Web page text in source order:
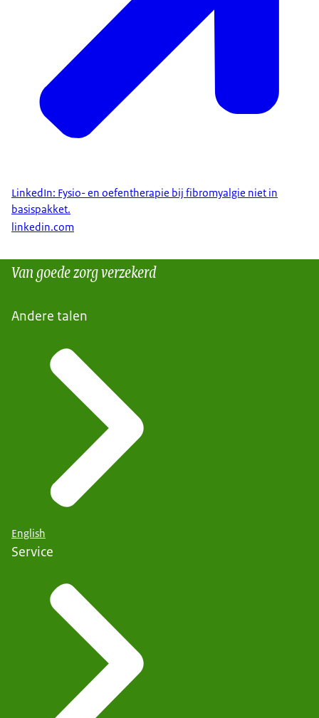
LinkedIn: Fysio- en oefentherapie bij fibromyalgie niet in
basispakket.
linkedin.com
Van goede zorg verzekerd
Andere talen
English
Service